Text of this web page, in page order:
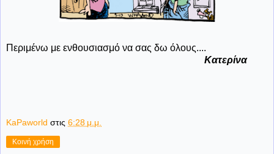
Περιμένω με ενθουσιασμό να σας δω όλους....
Κατερίνα
KaPaworld στις 6:28 μ.μ.
Κοινή χρήση